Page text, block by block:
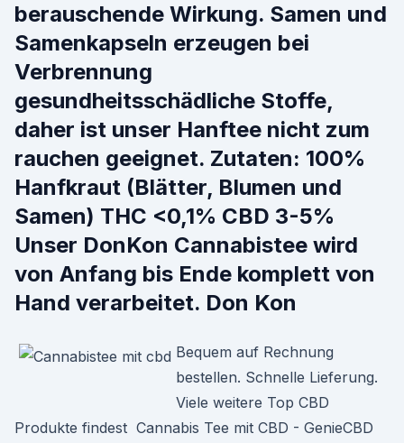
berauschende Wirkung. Samen und
Samenkapseln erzeugen bei
Verbrennung
gesundheitsschädliche Stoffe,
daher ist unser Hanftee nicht zum
rauchen geeignet. Zutaten: 100%
Hanfkraut (Blätter, Blumen und
Samen) THC <0,1% CBD 3-5%
Unser DonKon Cannabistee wird
von Anfang bis Ende komplett von
Hand verarbeitet. Don Kon
Bequem auf Rechnung
bestellen. Schnelle Lieferung.
Viele weitere Top CBD
Produkte findest Cannabis Tee mit CBD - GenieCBD